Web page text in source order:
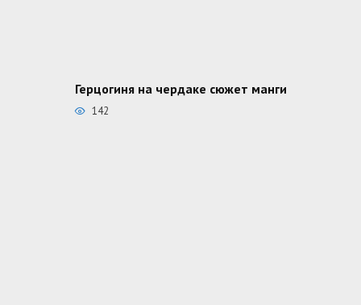
Герцогиня на чердаке сюжет манги
142